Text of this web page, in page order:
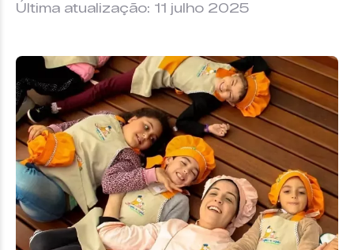
Última atualização: 11 julho 2025